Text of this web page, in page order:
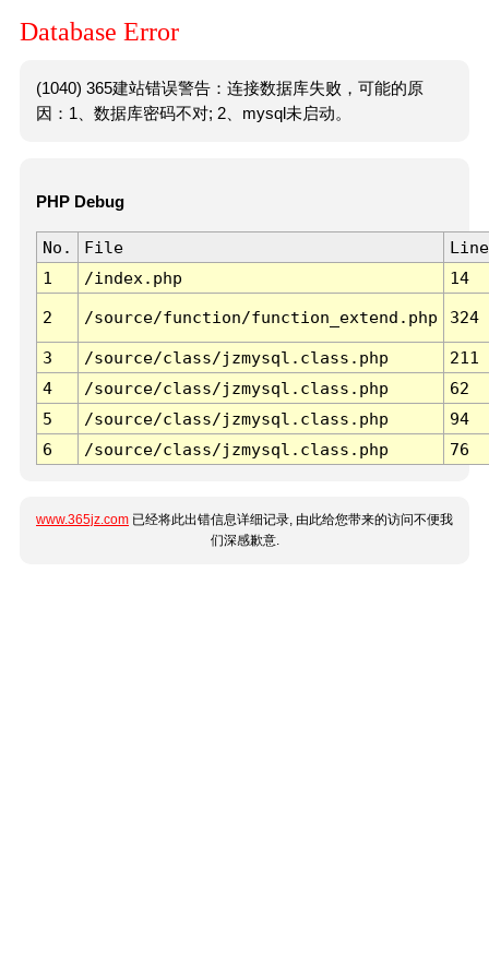
Database Error
(1040) 365建站错误警告：连接数据库失败，可能的原
因：1、数据库密码不对; 2、mysql未启动。
PHP Debug
No. File
Line
1
/index.php 14
2 /source/function/function_extend.php 324
3 /source/class/jzmysql.class.php
211
4
/source/class/jzmysql.class.php
62
5
/source/class/jzmysql.class.php
94
6
/source/class/jzmysql.class.php 76
www.365jz.com 已经将此出错信息详细记录, 由此给您带来的访问不便我
们深感歉意.